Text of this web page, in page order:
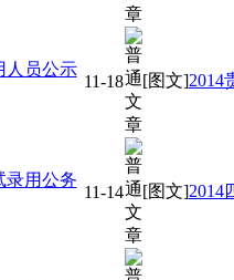
人员公示
11-18
录用公务
11-14
[图文]2014
[图文]2014